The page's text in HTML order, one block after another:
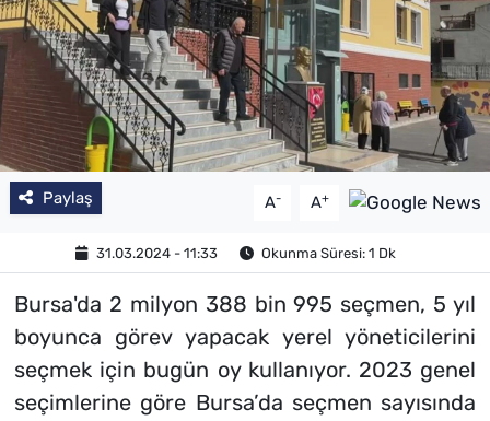
Paylaş A- A+
31.03.2024 - 11:33 Okunma Süresi: 1 Dk
Bursa'da 2 milyon 388 bin 995 seçmen, 5 yıl
boyunca görev yapacak yerel yöneticilerini
seçmek için bugün oy kullanıyor. 2023 genel
seçimlerine göre Bursa’da seçmen sayısında